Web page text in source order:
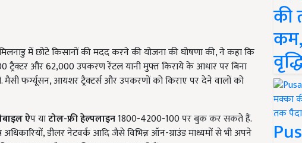
में छोटे किसानों की मदद करने की योजना की घोषणा की,ने कहा कि
ट्रैक्टर और62,000उपकरण रेंटल यानी मुफ्त किराये के आधार पर बिना
फर्ग्यूसन,आयशर ट्रैक्टर्स और उपकरणों को किराए पर देने वालों को
ऐप याटोल-फ्री हेल्पलाइन1800-4200-100पर बुक कर सकते हैं.
,डीलर नेटवर्क आदि जैसे विभिन्न ऑन-ग्राउंड माध्यमों से भी अपने
की